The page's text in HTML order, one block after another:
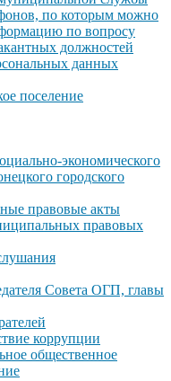
по которым можно
по вопросу
должностей
данных
поселение
экономического
городского
правовые акты
правовых
Совета ОГП, главы
коррупции
общественное